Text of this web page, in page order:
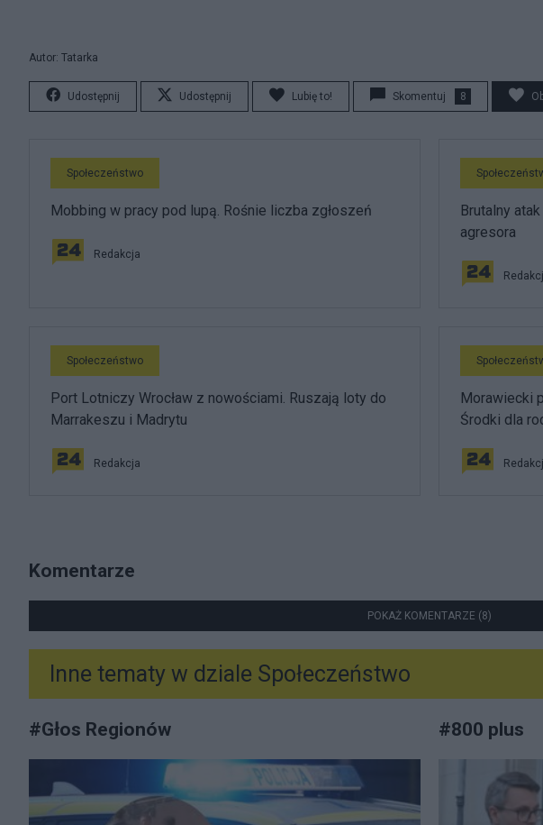
Autor: Tatarka
Udostępnij Udostępnij Lubię to! Skomentuj 8
Społeczeństwo
Mobbing w pracy pod lupą. Rośnie liczba zgłoszeń
Redakcja
Brutalny
agresora
Społeczeństwo
Port Lotniczy Wrocław z nowościami. Ruszają loty do
Marrakeszu i Madrytu
Redakcja
Morawiecki
Środki dla
Komentarze
POKAŻ KOMENTARZE (8)
Inne tematy w dziale Społeczeństwo
#Głos Regionów #800 plus